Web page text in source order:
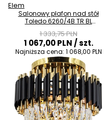
Elem
Salonowy plafon nad stół
Toledo 6260/4B TR BL
1 333,75 PLN
1 067,00 PLN/ szt.
Najniższa cena: 1 068,00 PLN